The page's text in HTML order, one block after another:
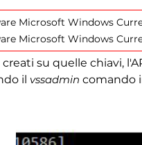
Microsoft Windows
Microsoft Windows
su quelle chiavi,
il vssadmin comando